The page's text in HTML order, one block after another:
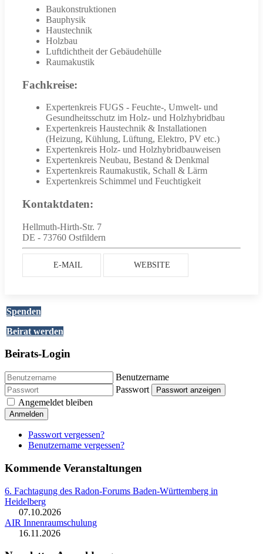
Baukonstruktionen
Bauphysik
Haustechnik
Holzbau
Luftdichtheit der Gebäudehülle
Raumakustik
Fachkreise:
Expertenkreis FUGS - Feuchte-, Umwelt- und
Gesundheitsschutz im Holz- und Holzhybridbau
Expertenkreis Haustechnik & Installationen
(Heizung, Kühlung, Lüftung, Elektro, PV etc.)
Expertenkreis Holz- und Holzhybridbauweisen
Expertenkreis Neubau, Bestand & Denkmal
Expertenkreis Raumakustik, Schall & Lärm
Expertenkreis Schimmel und Feuchtigkeit
Kontaktdaten:
Hellmuth-Hirth-Str. 7
DE - 73760 Ostfildern
E-MAIL WEBSITE
Spenden
Beirat werden
Beirats-Login
Benutzername
Passwort
Passwort anzeigen
Angemeldet bleiben
Anmelden
Passwort vergessen?
Benutzername vergessen?
Kommende Veranstaltungen
6. Fachtagung des Radon-Forums Baden-Württemberg in
Heidelberg
07.10.2026
AIR Innenraumschulung
16.11.2026